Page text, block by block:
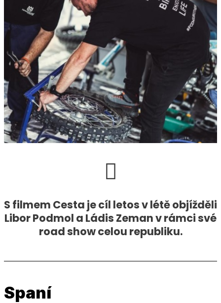
S filmem Cesta je cíl letos v létě objížděli
Libor Podmol a Ládis Zeman v rámci své
road show celou republiku.
Spaní